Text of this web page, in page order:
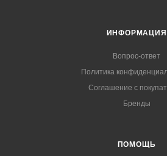
ИНФОРМАЦИЯ
Вопрос-ответ
Политика
Соглашение с
Бренды
ПОМОЩЬ